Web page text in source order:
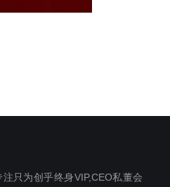
只为创乎终身VIP,CEO私董会